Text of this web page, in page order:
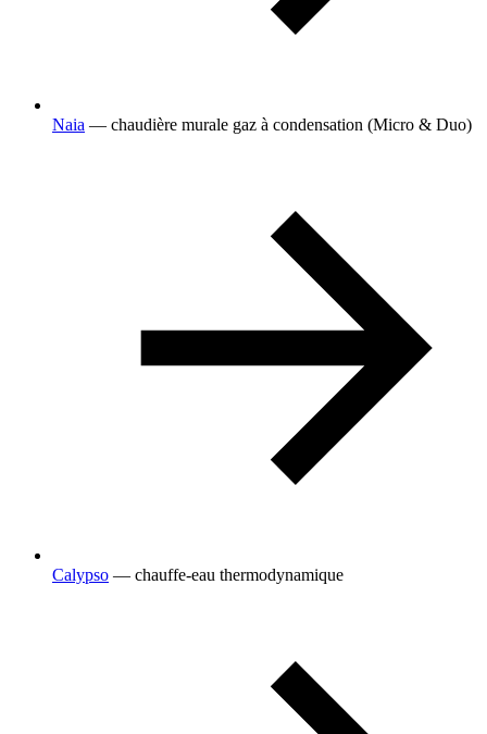
Naia — chaudière murale gaz à condensation (Micro & Duo)
Calypso — chauffe-eau thermodynamique